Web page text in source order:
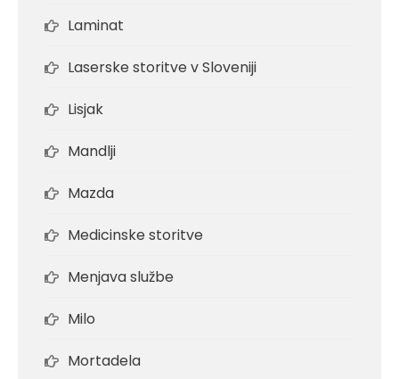
Laminat
Laserske storitve v Sloveniji
Lisjak
Mandlji
Mazda
Medicinske storitve
Menjava službe
Milo
Mortadela